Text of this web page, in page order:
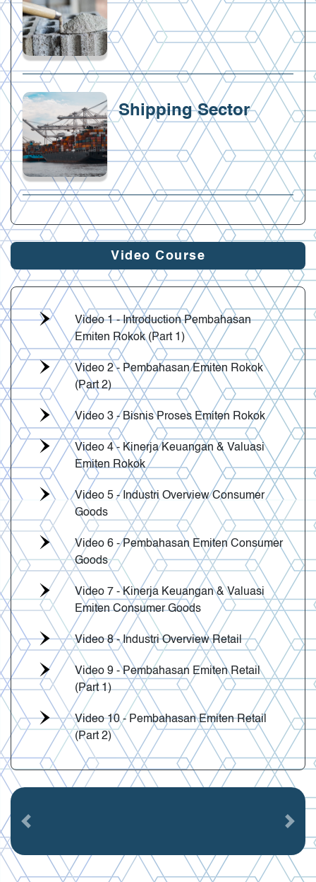
Shipping Sector
Video Course
Video 1 - Introduction Pembahasan
Emiten Rokok (Part 1)
Video 2 - Pembahasan Emiten Rokok
(Part 2)
Video 3 - Bisnis Proses Emiten Rokok
Video 4 - Kinerja Keuangan & Valuasi
Emiten Rokok
Video 5 - Industri Overview Consumer
Goods
Video 6 - Pembahasan Emiten Consumer
Goods
Video 7 - Kinerja Keuangan & Valuasi
Emiten Consumer Goods
Video 8 - Industri Overview Retail
Video 9 - Pembahasan Emiten Retail
(Part 1)
Video 10 - Pembahasan Emiten Retail
(Part 2)
Previous Next